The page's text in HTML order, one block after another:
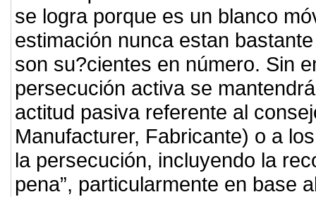
se logra porque es un blanco
estimación nunca estan
son su?cientes en número. Sin
persecución activa se
actitud pasiva referente al
Manufacturer, Fabricante) o a
la persecución, incluyendo la
pena”, particularmente en base